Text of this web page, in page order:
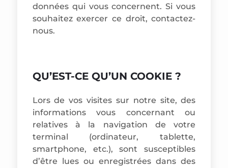
données qui vous concernent. Si vous
souhaitez exercer ce droit, contactez-
nous.
QU’EST-CE QU’UN COOKIE ?
Lors de vos visites sur notre site, des
informations vous concernant ou
relatives à la navigation de votre
terminal (ordinateur, tablette,
smartphone, etc.), sont susceptibles
d’être lues ou enregistrées dans des